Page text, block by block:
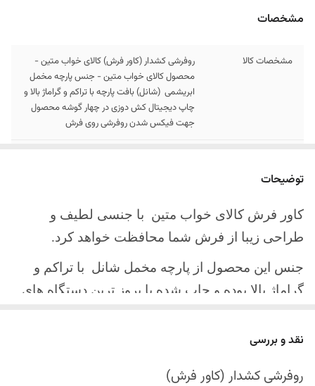
مشخصات
مشخصات کالا
روفرشی کشدار (کاور فرش) کالای خواب متین -
محصول کالای خواب متین - جنس پارچه مخمل
ابریشمی (شانل) بافت پارچه با تراکم و گراماژ بالا و
چاپ دیجیتال کش دوزی در چهار گوشه محصول
جهت فیکس شدن روفرشی روی فرش
ارسال کالا
آینده
توضیحات
کاور فرش کالای خواب متین با جنسی لطیف و
طراحی زیبا از فرش شما محافظت خواهد کرد.
جنس این محصول از پارچه مخمل شانل با تراکم و
گراماژ بالا بوده و چاپ شده با بروز ترین دستگاه های
چهار گوشه این محصول با کش باکیفیت دوخته‌شده
نقد و بررسی
روفرشی کشدار (کاور فرش)